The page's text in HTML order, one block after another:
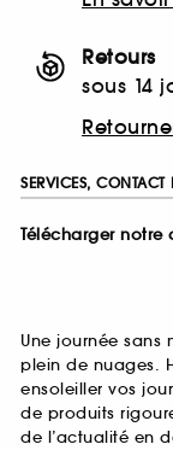
Retours
sous 14
SERVICES,
Télécharger
Une journée
plein de nuages.
ensoleiller vos
de produits
de l’actualité en